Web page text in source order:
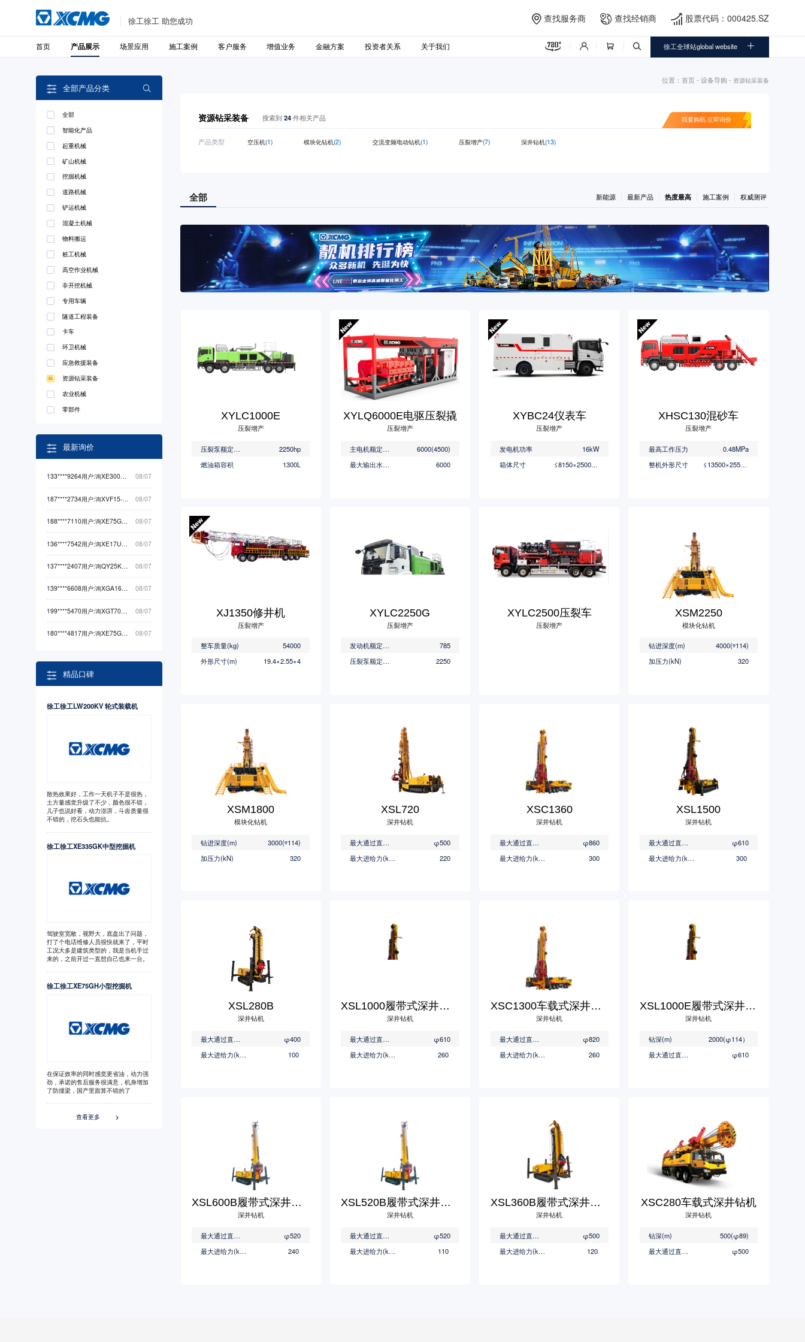
徐工徐工 助您成功  查找服务商  查找经销商  股票代码：000425.SZ
首页 产品展示 场景应用 施工案例 客户服务 增值业务 金融方案 投资者关系 关于我们     徐工全球站global website 
全部产品分类 
全部
智能化产品
起重机械
矿山机械
挖掘机械
道路机械
铲运机械
混凝土机械
物料搬运
桩工机械
高空作业机械
非开挖机械
专用车辆
隧道工程装备
卡车
环卫机械
应急救援装备
资源钻采装备
农业机械
零部件
最新询价
133****9264用户:询XE300GP挖掘机械最低价 08/07
08/07
188****7110用户:询XE75GA挖掘机械最低价 08/07
08/07
08/07
139****6608用户:询XGA16ACK（-Li）高空作业机械最低价 08/07
08/07
180****4817用户:询XE75GA挖掘机械最低价 08/07
精品口碑
徐工徐工LW200KV 轮式装载机
散热效果好，工作一天机子不是很热，
土方量感觉升级了不少，颜色很不错，
儿子也说好看，动力澎湃，斗齿质量很
不错的，挖石头也能抗。
徐工徐工XE335GK中型挖掘机
驾驶室宽敞，视野大，底盘出了问题，
打了个电话维修人员很快就来了，平时
工况大多是建筑类型的，我是当机手过
来的，之前开过一直想自己也来一台。
徐工徐工XE75GH小型挖掘机
在保证效率的同时感觉更省油，动力强
劲，承诺的售后服务很满意，机身增加
了防撞梁，国产里面算不错的了
查看更多 
位置： 首页- 设备导购 - 资源钻采装备
资源钻采装备 搜索到24件相关产品 我要购机-立即询价
产品类型 空压机(1) 模块化钻机(2) 交流变频电动钻机(1) 压裂增产(7) 深井钻机(13)
全部 新能源 最新产品 热度最高 施工案例 权威测评
XYLC1000E
压裂增产
压裂泵额定功率
2250hp
燃油箱容积
1300L
XYLQ6000E电驱压裂撬
压裂增产
主电机额定功率(HP/kW)
6000(4500)
最大输出水马力(HP)
6000
XYBC24仪表车
压裂增产
发电机功率
16kW
箱体尺寸
≤8150×2500×3215mm
XHSC130混砂车
压裂增产
最高工作压力
0.48MPa
整机外形尺寸
≤13500×2550×4000
XJ1350修井机
压裂增产
整车质量(kg)
54000
外形尺寸(m)
19.4×2.55×4
XYLC2250G
压裂增产
发动机额定功率(KW)
785
压裂泵额定功率(HP)
2250
XYLC2500压裂车
压裂增产
XSM2250
模块化钻机
钻进深度(m) 4000(ᵠ114)
加压力(kN)
320
XSM1800
模块化钻机
钻进深度(m) 3000(ᵠ114)
加压力(kN)
320
XSL720
深井钻机
最大通过直径(mm)
φ500
最大进给力(kN)
220
XSC1360
深井钻机
最大通过直径(mm)
φ860
最大进给力(kN)
300
XSL1500
深井钻机
最大通过直径(mm)
φ610
最大进给力(kN)
300
XSL280B
深井钻机
最大通过直径(mm)
φ400
最大进给力(kN)
100
XSL1000履带式深井钻机
深井钻机
最大通过直径(mm)
φ610
最大进给力(kN)
260
XSC1300车载式深井钻机
深井钻机
最大通过直径(mm)
φ820
最大进给力(kN)
260
XSL1000E履带式深井钻机
深井钻机
钻深(m)
2000(φ114）
最大通过直径(mm)
φ610
XSL600B履带式深井钻机
深井钻机
最大通过直径(mm)
φ520
最大进给力(kN)
240
XSL520B履带式深井钻机
深井钻机
最大通过直径(mm)
φ520
最大进给力(kN)
110
XSL360B履带式深井钻机
深井钻机
最大通过直径(mm)
φ500
最大进给力(kN)
120
XSC280车载式深井钻机
深井钻机
钻深(m)
500(φ89)
最大通过直径(mm)
φ500